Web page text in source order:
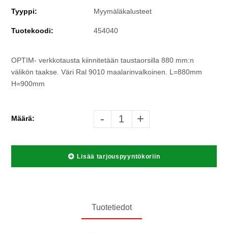
Tyyppi: Myymäläkalusteet
Tuotekoodi: 454040
OPTIM- verkkotausta kiinnitetään taustaorsilla 880 mm:n
välikön taakse. Väri Ral 9010 maalarinvalkoinen. L=880mm
H=900mm
Määrä: - +
Lisää tarjouspyyntökoriin
Tuotetiedot